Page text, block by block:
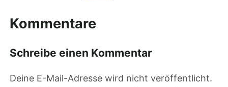
Kommentare
Schreibe einen Kommentar
Deine E-Mail-Adresse wird nicht veröffentlicht.